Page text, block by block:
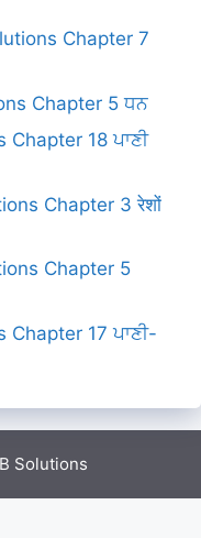
Chapter 7
Chapter 5 ਧਨ
Chapter 18 ਪਾਣੀ
Chapter 3 रेशों
Chapter 5
Chapter 17 ਪਾਣੀ-
Solutions